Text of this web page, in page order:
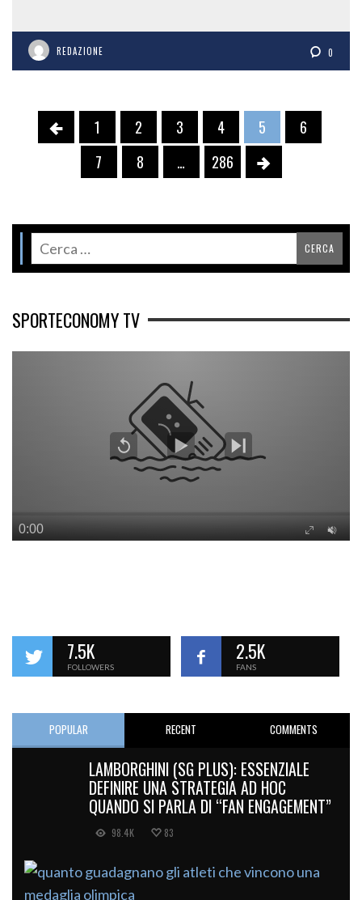
REDAZIONE 0
1 2 3 4 5
6
7
8 … 286
SPORTECONOMY TV
7.5K
FOLLOWERS
2.5K
FANS
POPULAR RECENT COMMENTS
LAMBORGHINI (SG PLUS): ESSENZIALE
DEFINIRE UNA STRATEGIA AD HOC
QUANDO SI PARLA DI “FAN ENGAGEMENT”
98.4K 83